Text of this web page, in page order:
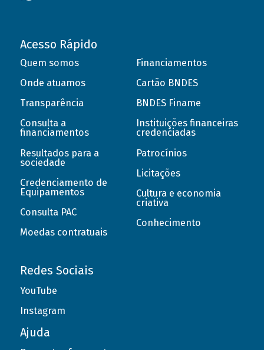
Acesso Rápido
Quem somos
Onde atuamos
Transparência
Consulta a
financiamentos
Resultados para a
sociedade
Credenciamento de
Equipamentos
Consulta PAC
Moedas contratuais
Financiamentos
Cartão BNDES
BNDES Finame
Instituições financeiras
credenciadas
Patrocínios
Licitações
Cultura e economia
criativa
Conhecimento
Redes Sociais
YouTube
Instagram
Ajuda